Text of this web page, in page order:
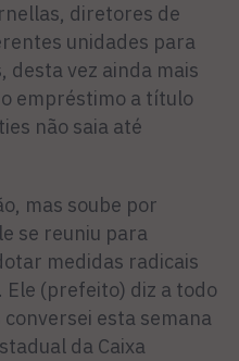
diretores de
unidades para
desta vez ainda mais
empréstimo a tí­tulo
não saia até
mas soube por
se reuniu para
medidas ra­dicais
Ele (prefeito) diz a todo
esta semana
da Caixa